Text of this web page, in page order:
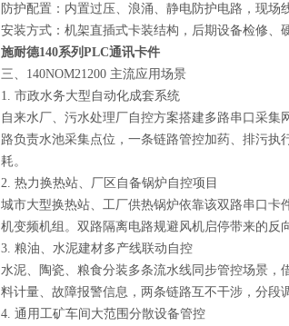
防护配置：内置过压、浪涌、静电防护电路，现场
安装方式：机架直插式卡装结构，后期设备检修、
施耐德140系列PLC通讯卡件
三、140NOM21200 主流应用场景
1. 市政水务大型自动化成套系统
自来水厂、污水处理厂自控方案搭建多路串口采集
路负责水池采集点位，一条链路管控加药、排污
耗。
2. 热力换热站、厂区自备锅炉自控项目
城市大型换热站、工厂供热锅炉依靠该双路串口卡
机变频机组。双路隔离电路规避风机启停带来的反
3. 粮油、水泥建材多产线联动自控
水泥、陶瓷、粮食分装多条流水线同步管控场景，
料计量、故障报警信息，两条链路互不干涉，分段
4. 通用工矿车间大范围分散设备管控